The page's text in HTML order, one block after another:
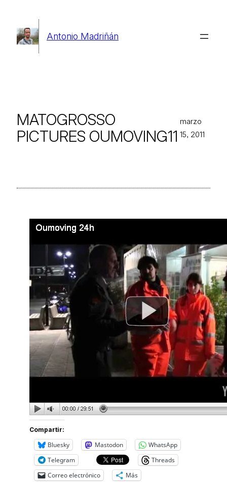
contenido
Antonio Madriñán
MATOGROSSO
PICTURES OUMOVING11
marzo
15, 2011
Compartir:
Bluesky Mastodon
WhatsApp
Telegram
Threads
Correo electrónico
Más